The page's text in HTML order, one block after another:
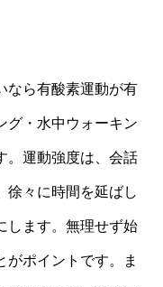
なら有酸素運動が有
グ・水中ウォーキン
。運動強度は、会話
徐々に時間を延ばし
します。無理せず始
がポイントです。ま